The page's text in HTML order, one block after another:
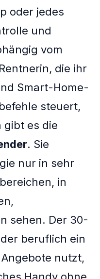
oder jedes
und
vom
die ihr
Smart-Home-
steuert,
gibt es die
. Sie
nur in sehr
in
sehen. Der 30-
beruflich ein
nutzt,